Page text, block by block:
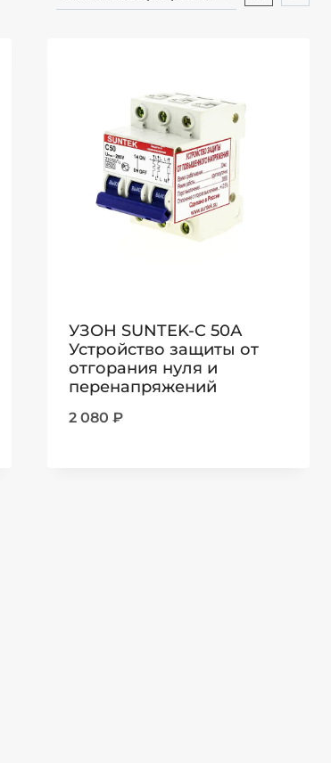
УЗОН SUNTEK-C 50А
Устройство защиты от
отгорания нуля и
перенапряжений
2 080 ₽